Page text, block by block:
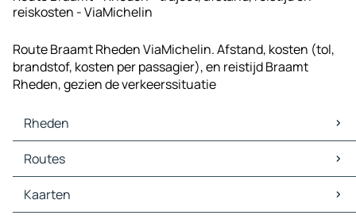
reiskosten - ViaMichelin
Route Braamt Rheden ViaMichelin. Afstand, kosten (tol,
brandstof, kosten per passagier), en reistijd Braamt
Rheden, gezien de verkeerssituatie
Rheden
Rheden Kaarten
Rheden Verkeer
Rheden Hotels
Rheden Restaurants
Routes
Routes Rheden - Arnhem
Routes Rheden - Doetinchem
Kaarten